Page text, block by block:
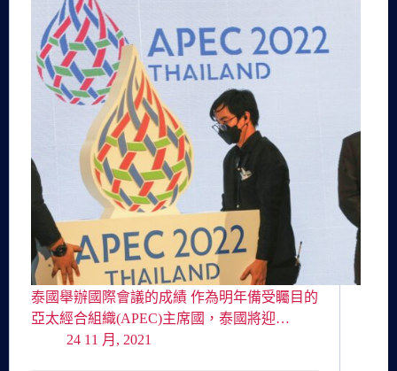
泰國舉辦國際會議的成績 作為明年備受矚目的
亞太經合組織(APEC)主席國，泰國將迎…
24 11 月, 2021